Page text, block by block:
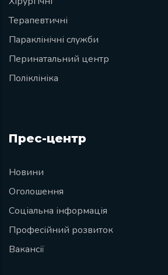
Терапевтичні
Параклінічні служби
Перинатальний центр
Поліклініка
Прес-центр
Новини
Оголошення
Соціальна інформація
Професійний розвиток
Вакансії